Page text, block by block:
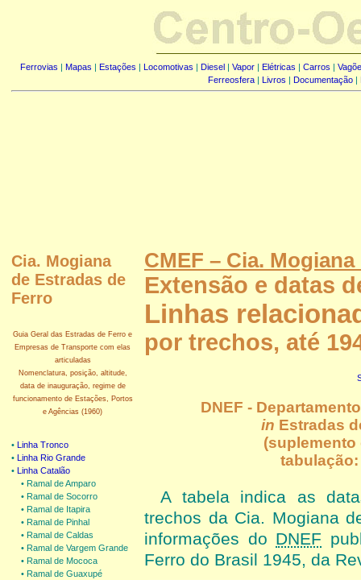
Ferrovias | Mapas | Estações | Locomotivas | Diesel | Vapor | Elétricas | Carros |
Ferreosfera| Livros | Documentação|
Cia. Mogiana
de Estradas de
Ferro
Guia Geral das Estradas de Ferro e
Empresas de Transporte com elas
articuladas
Nomenclatura, posição, altitude,
data de inauguração, regime de
funcionamento de Estações, Portos
e Agências (1960)
• Linha Tronco
• Linha Rio Grande
• Linha Catalão
• Ramal de Amparo
• Ramal de Socorro
• Ramal de Itapira
• Ramal de Pinhal
• Ramal de Caldas
• Ramal de Vargem Grande
• Ramal de Mococa
• Ramal de Guaxupé
CMEF – Cia.
Extensão e datas
Linhas
por trechos, até
DNEF -
in Estradas
(suplemento
A tabela indica as
trechos da Cia. Mogiana
informações do DNEF
Ferro do Brasil 1945, da